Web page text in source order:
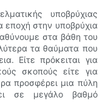
υποβρύχιας
εποχή στην υποβρύχια
στα βάθη του
τα θαύματα που
Είτε πρόκειται για
σκοπούς είτε για
προσφέρει μια πύλη
σε μεγάλο βαθμό